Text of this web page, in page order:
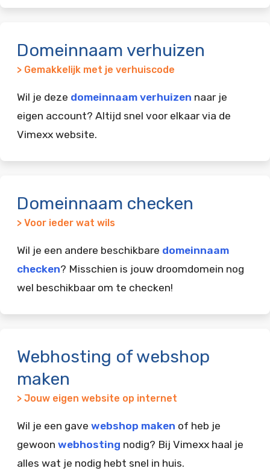
Domeinnaam verhuizen
> Gemakkelijk met je verhuiscode
Wil je deze domeinnaam verhuizen naar je
eigen account? Altijd snel voor elkaar via de
Vimexx website.
Domeinnaam checken
> Voor ieder wat wils
Wil je een andere beschikbare domeinnaam
checken? Misschien is jouw droomdomein nog
wel beschikbaar om te checken!
Webhosting of webshop
maken
> Jouw eigen website op internet
Wil je een gave webshop maken of heb je
gewoon webhosting nodig? Bij Vimexx haal je
alles wat je nodig hebt snel in huis.